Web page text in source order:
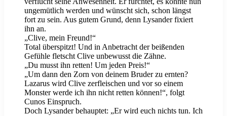
ungemütlich werden und wünscht sich, schon längst
fort zu sein. Aus gutem Grund, denn Lysander fixiert
ihn an.
„Clive, mein Freund!“
Total überspitzt! Und in Anbetracht der beißenden
Gefühle fletscht Clive unbewusst die Zähne.
„Du musst ihn retten! Um jeden Preis!“
„Um dann den Zorn von deinem Bruder zu ernten?
Lazarus wird Clive zerfleischen und vor so einem
Monster werde ich ihn nicht retten können!“, folgt
Cunos Einspruch.
Doch Lysander behauptet: „Er wird euch nichts tun. Ich